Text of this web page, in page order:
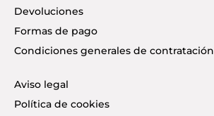
Devoluciones
Formas de pago
Condiciones generales de contratación
Aviso legal
Política de cookies